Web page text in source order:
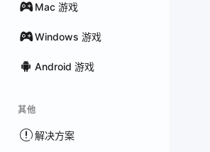
Mac 游戏
Windows 游戏
Android 游戏
其他
解决方案